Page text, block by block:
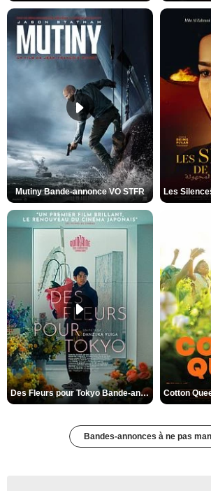
Mutiny Bande-annonce VO STFR
Des Fleurs pour Tokyo Bande-annonce VO STFR
Bandes-annonces à ne pas